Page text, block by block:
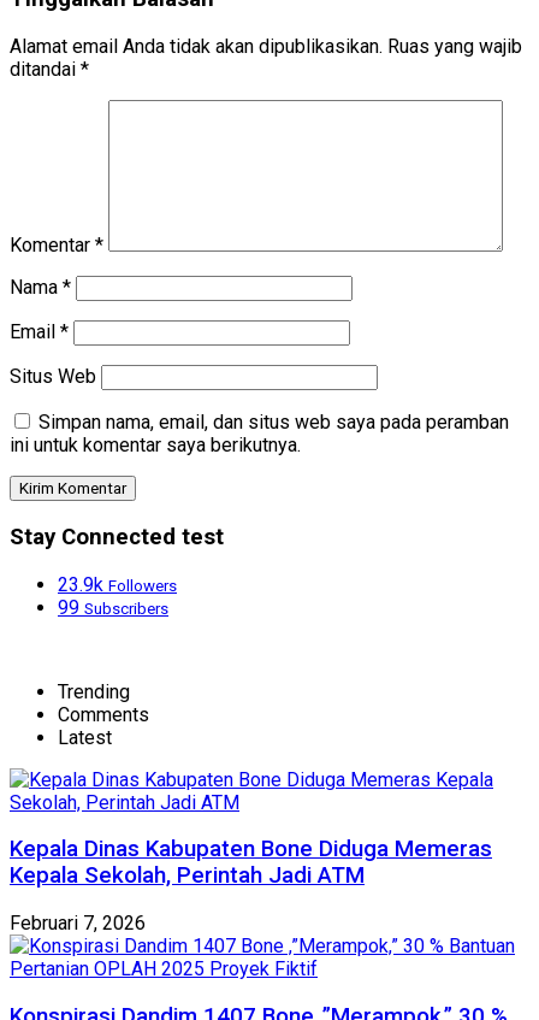
Alamat email Anda tidak akan dipublikasikan. Ruas yang wajib
ditandai *
Komentar *
Nama *
Email *
Situs Web
Simpan nama, email, dan situs web saya pada peramban
ini untuk komentar saya berikutnya.
Stay Connected test
23.9k Followers
99 Subscribers
Trending
Comments
Latest
Kepala Dinas Kabupaten Bone Diduga Memeras
Kepala Sekolah, Perintah Jadi ATM
Februari 7, 2026